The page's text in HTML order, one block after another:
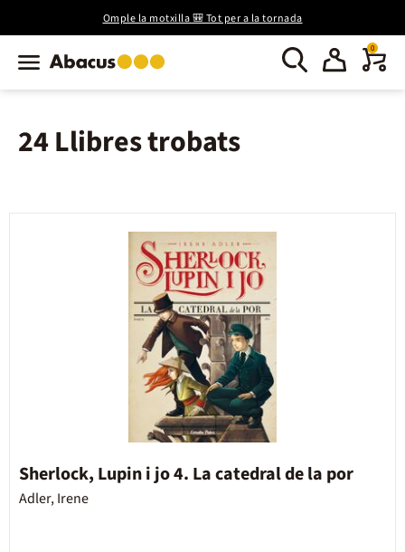
Omple la motxilla 🎒 Tot per a la tornada
0
24 Llibres trobats
Sherlock, Lupin i jo 4. La catedral de la por
Adler, Irene